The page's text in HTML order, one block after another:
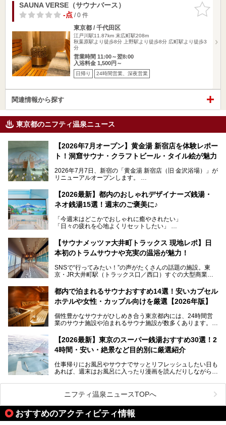
お気に入
りに追加
SAUNA VERSE（サウナバース）
-点/ 0 件
東京都 / 千代田区
江戸川駅11.87km 末広町駅208m
秋葉原駅より徒歩8分 上野駅より徒歩8分 広町駅より徒歩3
分
営業時間 11:00～翌8:00
入浴料金 1,500円～
日帰り 24時間営業、深夜営業
関連情報から探す
東京都のニフティ温泉ニュース
【2026年7月オープン】黄金湯 新宿店を体験レポー
ト！洞窟サウナ・クラフトビール・タイル絵が魅力
2026年7月7日、新宿の「黄金湯 新宿店（旧 金沢浴場）」が
リニューアルオープンします。
レトロでノスタルジックなタイル絵はそのまま、昔からここ
を知る地元の人にも、新しく足を運んでくれる人にも愛され
る、今の時代の"銭湯"として生まれ変わりました。洞窟のよ
ビアバーなど、新しく登場したスポットも併せて紹介しま
す。充実した設備があるのに、基本の入浴料が銭湯価格の5
【2026最新】都内のおしゃれデザイナーズ銭湯・
ネオ銭湯15選！週末のご褒美に♪
「今週末はどこかでおしゃれに癒やされたい」
「日々の疲れを心地よくリセットしたい」
となっている新しいスタイルの銭湯です。
最近、SNSやメディアで「デザイナーズ銭湯」や「ネオ銭
本記事では、そもそもこれらがどんな銭湯なのか、その気に
いおしゃれな名店15選を、おすすめの順番で一挙にご紹介
します。
【サウナメッツァ大井町トラックス 現地レポ】日
本初のトラムサウナや充実の温浴が魅力！
SNSで“行ってみたい！”の声がたくさんの話題の施設。東
京・JR大井町駅（トラックス口／西口）すぐの大型商業施
ツァ大井町トラックス」がニューオープン。施設の様子をレ
ポ―トします。
都内で泊まれるサウナおすすめ14選！安いカプセル
ホテルや女性・カップル向けを厳選【2026年版】
個性豊かなサウナがひしめき合う東京都内には、24時間営
業のサウナ施設や泊まれるサウナ施設が数多くあります。
を旅の目的とする「サ旅」や自分へのご褒美のための宿泊な
ど、自分の好きなタイミングで好きなだけサ活ができるのが
魅力です。
最近では、男性専用施設だけでなく、カップルや女性に嬉し
い個室サウナも増えてきました。
ら、特におすすめしたい施設14選をご紹介します。
してみてください。
【2026最新】東京のスーパー銭湯おすすめ30選！2
4時間・安い・絶景など目的別に厳選紹介
仕事帰りにお風呂やサウナでサッとリフレッシュしたい日も
あれば、週末はお風呂に入ったり漫画を読んだりしながら一
また、終電を逃してしまい、「このまま朝までゆっくりでき
る場所があれば」と探した経験がある人も多いのではないで
しょうか。
そこで本記事では、東京でおすすめのスーパー銭湯を、目的
ニフティ温泉ニュースTOPへ
おすすめのアクティビティ情報